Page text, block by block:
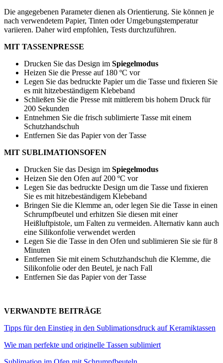
Die angegebenen Parameter dienen als Orientierung. Sie können je
nach verwendetem Papier, Tinten oder Umgebungstemperatur
variieren. Daher wird empfohlen, Tests durchzuführen.
MIT TASSENPRESSE
Drucken Sie das Design im Spiegelmodus
Heizen Sie die Presse auf 180 ºC vor
Legen Sie das bedruckte Papier um die Tasse und fixieren Sie
es mit hitzebeständigem Klebeband
Schließen Sie die Presse mit mittlerem bis hohem Druck für
200 Sekunden
Entnehmen Sie die frisch sublimierte Tasse mit einem
Schutzhandschuh
Entfernen Sie das Papier von der Tasse
MIT SUBLIMATIONSOFEN
Drucken Sie das Design im Spiegelmodus
Heizen Sie den Ofen auf200 ºC vor
Legen Sie das bedruckte Design um die Tasse und fixieren
Sie es mit hitzebeständigem Klebeband
Bringen Sie die Klemme an, oder legen Sie die Tasse in einen
Schrumpfbeutel und erhitzen Sie diesen mit einer
Heißluftpistole, um Falten zu vermeiden. Alternativ kann auch
eine Silikonfolie verwendet werden
Legen Sie die Tasse in den Ofen und sublimieren Sie sie für8
Minuten
Entfernen Sie mit einem Schutzhandschuh die Klemme, die
Silikonfolie oder den Beutel, je nach Fall
Entfernen Sie das Papier von der Tasse
VERWANDTE BEITRÄGE
Tipps für den Einstieg in den Sublimationsdruck auf Keramiktassen
Wie man perfekte und originelle Tassen sublimiert